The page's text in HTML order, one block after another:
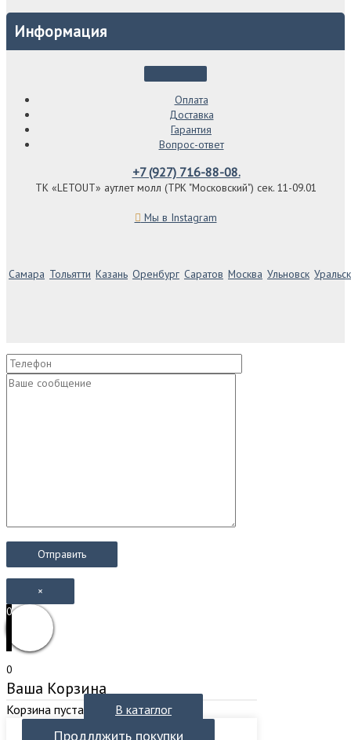
Информация
Оплата
Доставка
Гарантия
Вопрос-ответ
+7 (927) 716-88-08.
ТК «LETOUT» аутлет молл (ТРК "Московский") сек. 11-09.01
Мы в Instagram
Самара Тольятти Казань Оренбург Саратов Москва Ульновск Уральск
×
0
0
Ваша Корзина
Корзина пуста В катаглог
Продллжить покупки